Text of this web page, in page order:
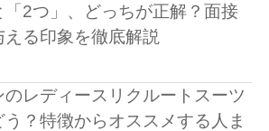
「2つ」、どっちが正解？面接
える印象を徹底解説
のレディースリクルートスーツ
う？特徴からオススメする人ま